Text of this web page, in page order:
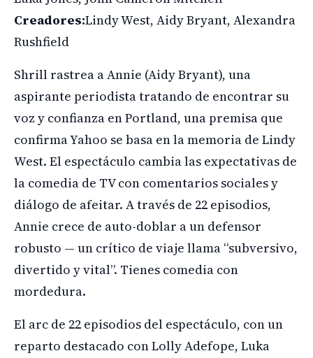
Creadores:Lindy West, Aidy Bryant, Alexandra
Rushfield
Shrill rastrea a Annie (Aidy Bryant), una
aspirante periodista tratando de encontrar su
voz y confianza en Portland, una premisa que
confirma Yahoo se basa en la memoria de Lindy
West. El espectáculo cambia las expectativas de
la comedia de TV con comentarios sociales y
diálogo de afeitar. A través de 22 episodios,
Annie crece de auto-doblar a un defensor
robusto — un crítico de viaje llama “subversivo,
divertido y vital”. Tienes comedia con
mordedura.
El arc de 22 episodios del espectáculo, con un
reparto destacado con Lolly Adefope, Luka